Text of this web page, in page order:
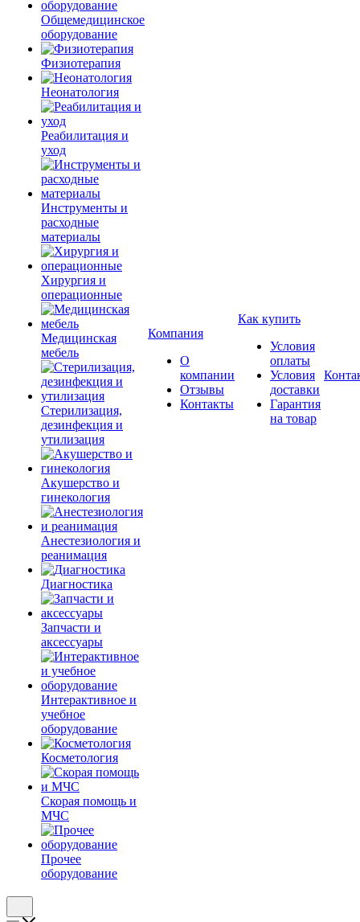
Общемедицинское
оборудование
Физиотерапия
Неонатология
Реабилитация и
уход
Инструменты и
расходные
материалы
Хирургия и
операционные
Медицинская
мебель
Стерилизация,
дезинфекция и
утилизация
Акушерство и
гинекология
Анестезиология и
реанимация
Диагностика
Запчасти и
аксессуары
Интерактивное и
учебное
оборудование
Косметология
Скорая помощь и
МЧС
Прочее
оборудование
Компания
О
компании
Отзывы
Контакты
Как купить
Условия
оплаты
Условия
доставки
Гарантия
на товар